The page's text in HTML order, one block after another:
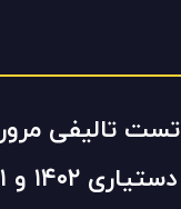
تست تالیفی